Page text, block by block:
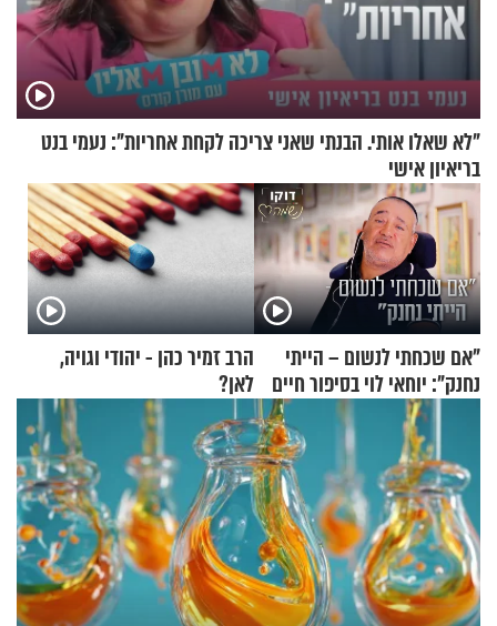
"לא שאלו אותי. הבנתי שאני צריכה לקחת אחריות": נעמי בנט
בריאיון אישי
"אם שכחתי לנשום – הייתי
נחנק": יוחאי לוי בסיפור חיים
מעורר השראה
הרב זמיר כהן - יהודי וגויה,
לאן?